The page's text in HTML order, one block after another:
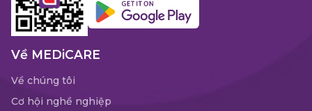
Về MEDiCARE
Về chúng tôi
Cơ hội nghề nghiệp